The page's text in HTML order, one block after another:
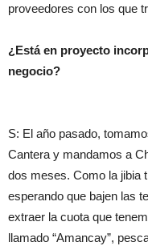
proveedores con los que
¿Está en proyecto
negocio?
S: El año pasado,
Cantera y mandamos a
dos meses. Como la jibia
esperando que bajen las
extraer la cuota que
llamado “Amancay”,